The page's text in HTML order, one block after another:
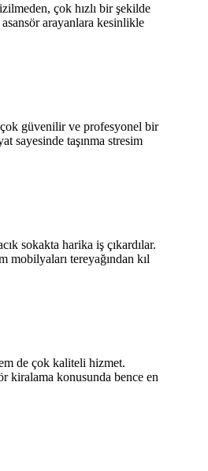
çok hızlı bir şekilde
arayanlara kesinlikle
güvenilir ve profesyonel bir
sayesinde taşınma stresim
sokakta harika iş çıkardılar.
mobilyaları tereyağından kıl
de çok kaliteli hizmet.
kiralama konusunda bence en